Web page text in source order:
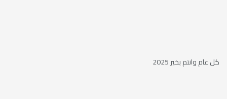
كل عام وانتم بخير 2025